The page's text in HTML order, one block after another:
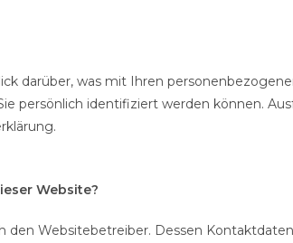
darüber, was mit Ihren
persönlich identifiziert werden können.
Website?
Websitebetreiber. Dessen